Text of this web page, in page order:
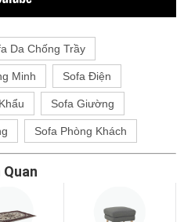
Da Chống Trầy
Minh Sofa Điện
Sofa Giường
Sofa Phòng Khách
Quan